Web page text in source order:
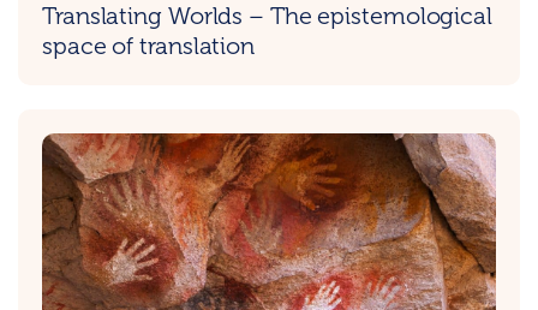
Translating Worlds – The epistemological
space of translation